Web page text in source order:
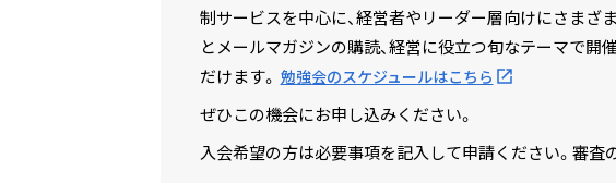
制サービスを中心に、経営者やリーダー層向けにさまざ
とメールマガジンの購読、経営に役立つ旬なテーマで開
だけます。 勉強会のスケジュールはこちら
ぜひこの機会にお申し込みください。
入会希望の方は必要事項を記入して申請ください。審査